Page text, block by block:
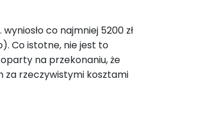
co najmniej 5200 zł
Co istotne, nie jest to
na przekonaniu, że
za rzeczywistymi kosztami